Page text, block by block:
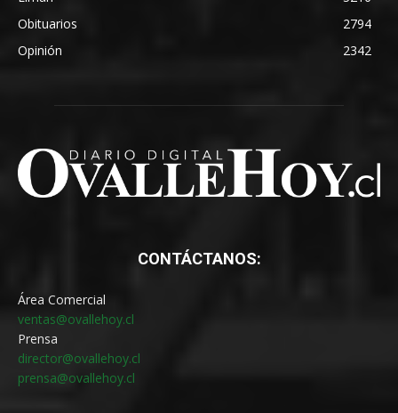
Obituarios
2794
Opinión
2342
CONTÁCTANOS:
Área Comercial
ventas@ovallehoy.cl
Prensa
director@ovallehoy.cl
prensa@ovallehoy.cl